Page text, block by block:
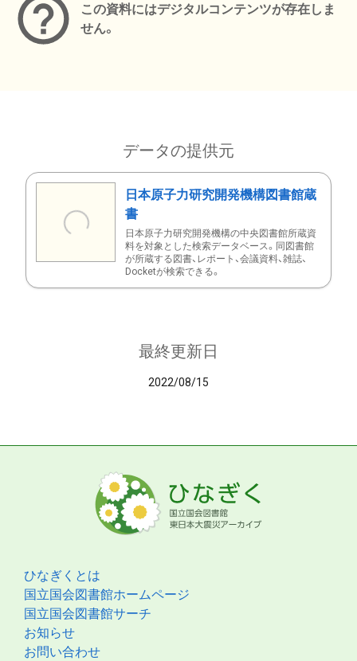
この資料にはデジタルコンテンツが存在しま
せん。
データの提供元
日本原子力研究開発機構図書館蔵
書
日本原子力研究開発機構の中央図書館所蔵資
料を対象とした検索データベース。同図書館
が所蔵する図書、レポート、会議資料、雑誌、
Docketが検索できる。
最終更新日
2022/08/15
ひなぎくとは
国立国会図書館ホームページ
国立国会図書館サーチ
お知らせ
お問い合わせ